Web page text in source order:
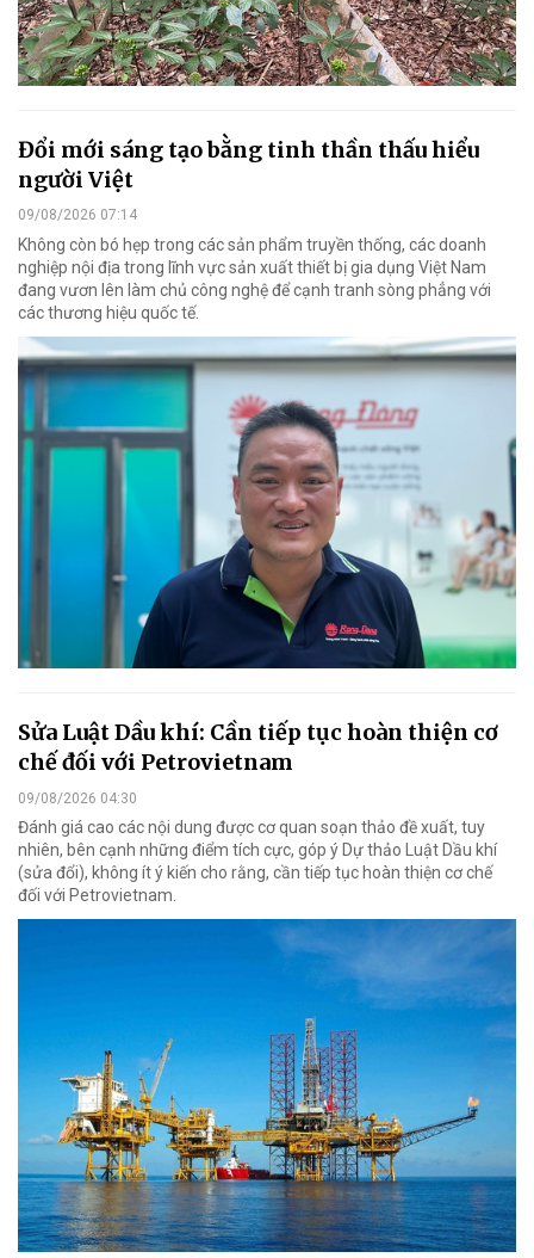
Đổi mới sáng tạo bằng tinh thần thấu hiểu
người Việt
09/08/2026 07:14
Không còn bó hẹp trong các sản phẩm truyền thống, các doanh
nghiệp nội địa trong lĩnh vực sản xuất thiết bị gia dụng Việt Nam
đang vươn lên làm chủ công nghệ để cạnh tranh sòng phẳng với
các thương hiệu quốc tế.
Sửa Luật Dầu khí: Cần tiếp tục hoàn thiện cơ
chế đối với Petrovietnam
09/08/2026 04:30
Đánh giá cao các nội dung được cơ quan soạn thảo đề xuất, tuy
nhiên, bên cạnh những điểm tích cực, góp ý Dự thảo Luật Dầu khí
(sửa đổi), không ít ý kiến cho rằng, cần tiếp tục hoàn thiện cơ chế
đối với Petrovietnam.